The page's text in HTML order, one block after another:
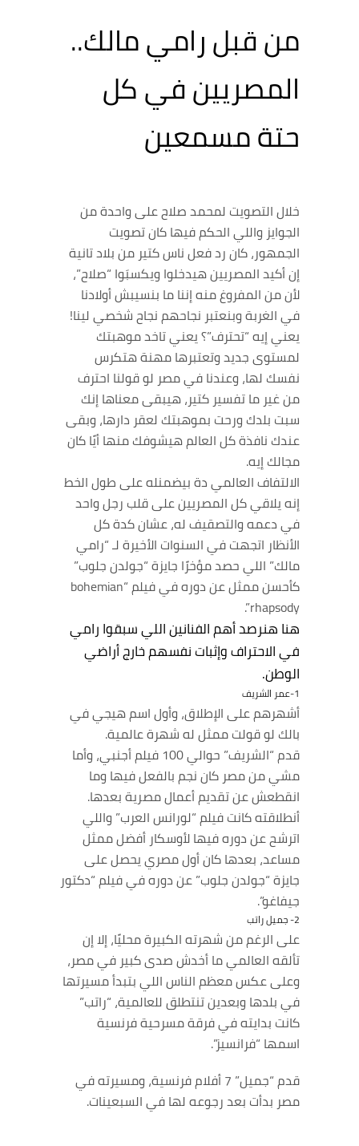
من قبل رامي مالك..
المصريين في كل
حتة مسمعين
خلال التصويت لمحمد صلاح على واحدة من
الجوايز واللي الحكم فيها كان تصويت
الجمهور، كان رد فعل ناس كتير من بلاد تانية
إن أكيد المصريين هيدخلوا ويكسبَوا “صلاح”،
لأن من المفروغ منه إننا ما بنسيبش أولادنا
في الغربة وبنعتبر نجاحهم نجاح شخصي لينا!
يعني إيه “تحترف”؟ يعني تاخد موهبتك
لمستوى جديد وتعتبرها مهنة هتكرس
نفسك لها، وعندنا في مصر لو قولنا احترف
من غير ما تفسير كتير، هيبقى معناها إنك
سبت بلدك ورحت بموهبتك لعقر دارها، وبقى
عندك نافذة كل العالم هيشوفك منها أيًا كان
مجالك إيه.
الالتفاف العالمي دة بيضمنله على طول الخط
إنه يلاقي كل المصريين على قلب رجل واحد
في دعمه والتصقيف له، عشان كدة كل
الأنظار اتجهت في السنوات الأخيرة لـ “رامي
مالك” اللي حصد مؤخرًا جايزة “جولدن جلوب”
كأحسن ممثل عن دوره في فيلم “bohemian
rhapsody”.
هنا هنرصد أهم الفنانين اللي سبقوا رامي
في الاحتراف وإثبات نفسهم خارج أراضي
الوطن.
1-عمر الشريف
أشهرهم على الإطلاق، وأول اسم هيجي في
بالك لو قولت ممثل له شهرة عالمية.
قدم “الشريف” حوالي 100 فيلم أجنبي، وأما
مشي من مصر كان نجم بالفعل فيها وما
انقطعش عن تقديم أعمال مصرية بعدها.
أنطلاقته كانت فيلم “لورانس العرب” واللي
اترشح عن دوره فيها لأوسكار أفضل ممثل
مساعد، بعدها كان أول مصري يحصل على
جايزة “جولدن جلوب” عن دوره في فيلم “دكتور
جيفاغو”.
2- جميل راتب
على الرغم من شهرته الكبيرة محليًا، إلا إن
تألقه العالمي ما أخدش صدى كبير في مصر،
وعلى عكس معظم الناس اللي بتبدأ مسيرتها
في بلدها وبعدين تنتطلق للعالمية، “راتب”
كانت بدايته في فرقة مسرحية فرنسية
اسمها “فرانسيز”.
قدم “جميل” 7 أفلام فرنسية، ومسيرته في
مصر بدأت بعد رجوعه لها في السبعينات.